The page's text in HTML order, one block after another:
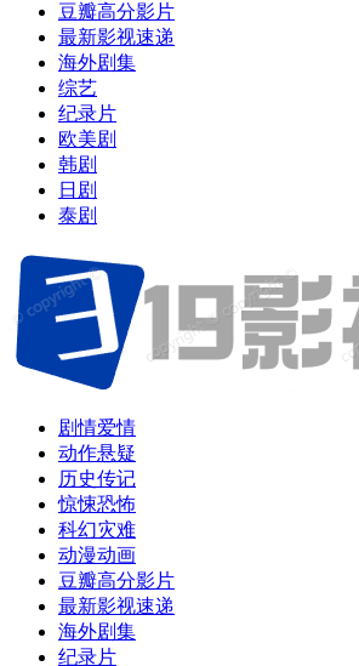
豆瓣高分影片
最新影视速递
海外剧集
综艺
纪录片
欧美剧
韩剧
日剧
泰剧
剧情爱情
动作悬疑
历史传记
惊悚恐怖
科幻灾难
动漫动画
豆瓣高分影片
最新影视速递
海外剧集
纪录片